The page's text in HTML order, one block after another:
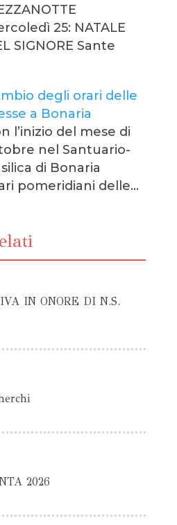
25: NATALE
SIGNORE Sante
degli orari delle
a Bonaria
l’inizio del mese di
nel Santuario-
di Bonaria
pomeridiani delle…
IN ONORE DI N.S.
2026